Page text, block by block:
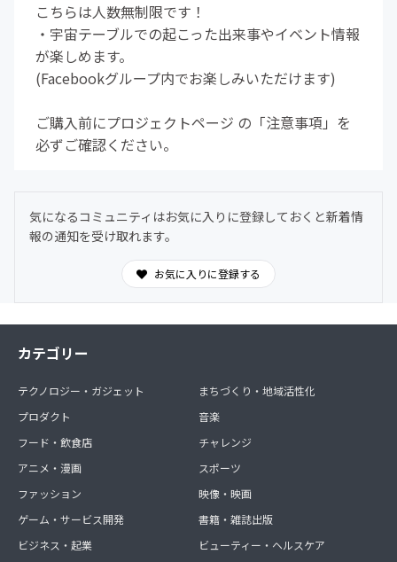
こちらは人数無制限です！
・宇宙テーブルでの起こった出来事やイベント情報
が楽しめます。
(Facebookグループ内でお楽しみいただけます)
ご購入前にプロジェクトページ の「注意事項」を
必ずご確認ください。
気になるコミュニティはお気に入りに登録しておくと新着情
報の通知を受け取れます。
お気に入りに登録する
カテゴリー
テクノロジー・ガジェット
プロダクト
フード・飲食店
アニメ・漫画
ファッション
ゲーム・サービス開発
ビジネス・起業
まちづくり・地域活性化
音楽
チャレンジ
スポーツ
映像・映画
書籍・雑誌出版
ビューティー・ヘルスケア